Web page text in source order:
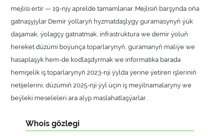
mejlisi ertir — 19-njy aprelde tamamlanar. Mejlisiň barşynda oňa
gatnaşyjylar Demir ýollaryň hyzmatdaşlygy guramasynyň ýük
daşamak, ýolagçy gatnatmak, infrastruktura we demir ýoluň
hereket düzümi boýunça toparlarynyň, guramanyň maliýe we
hasaplaşyk hem-de kodlaşdyrmak we informatika barada
hemişelik iş toparlarynyň 2023-nji ýylda ýerine ýetiren işleriniň
netijelerini, düzümiň 2025-nji ýyl üçin iş meýilnamalaryny we
beýleki meseleleri ara alyp maslahatlaşýarlar.
Whois gözlegi